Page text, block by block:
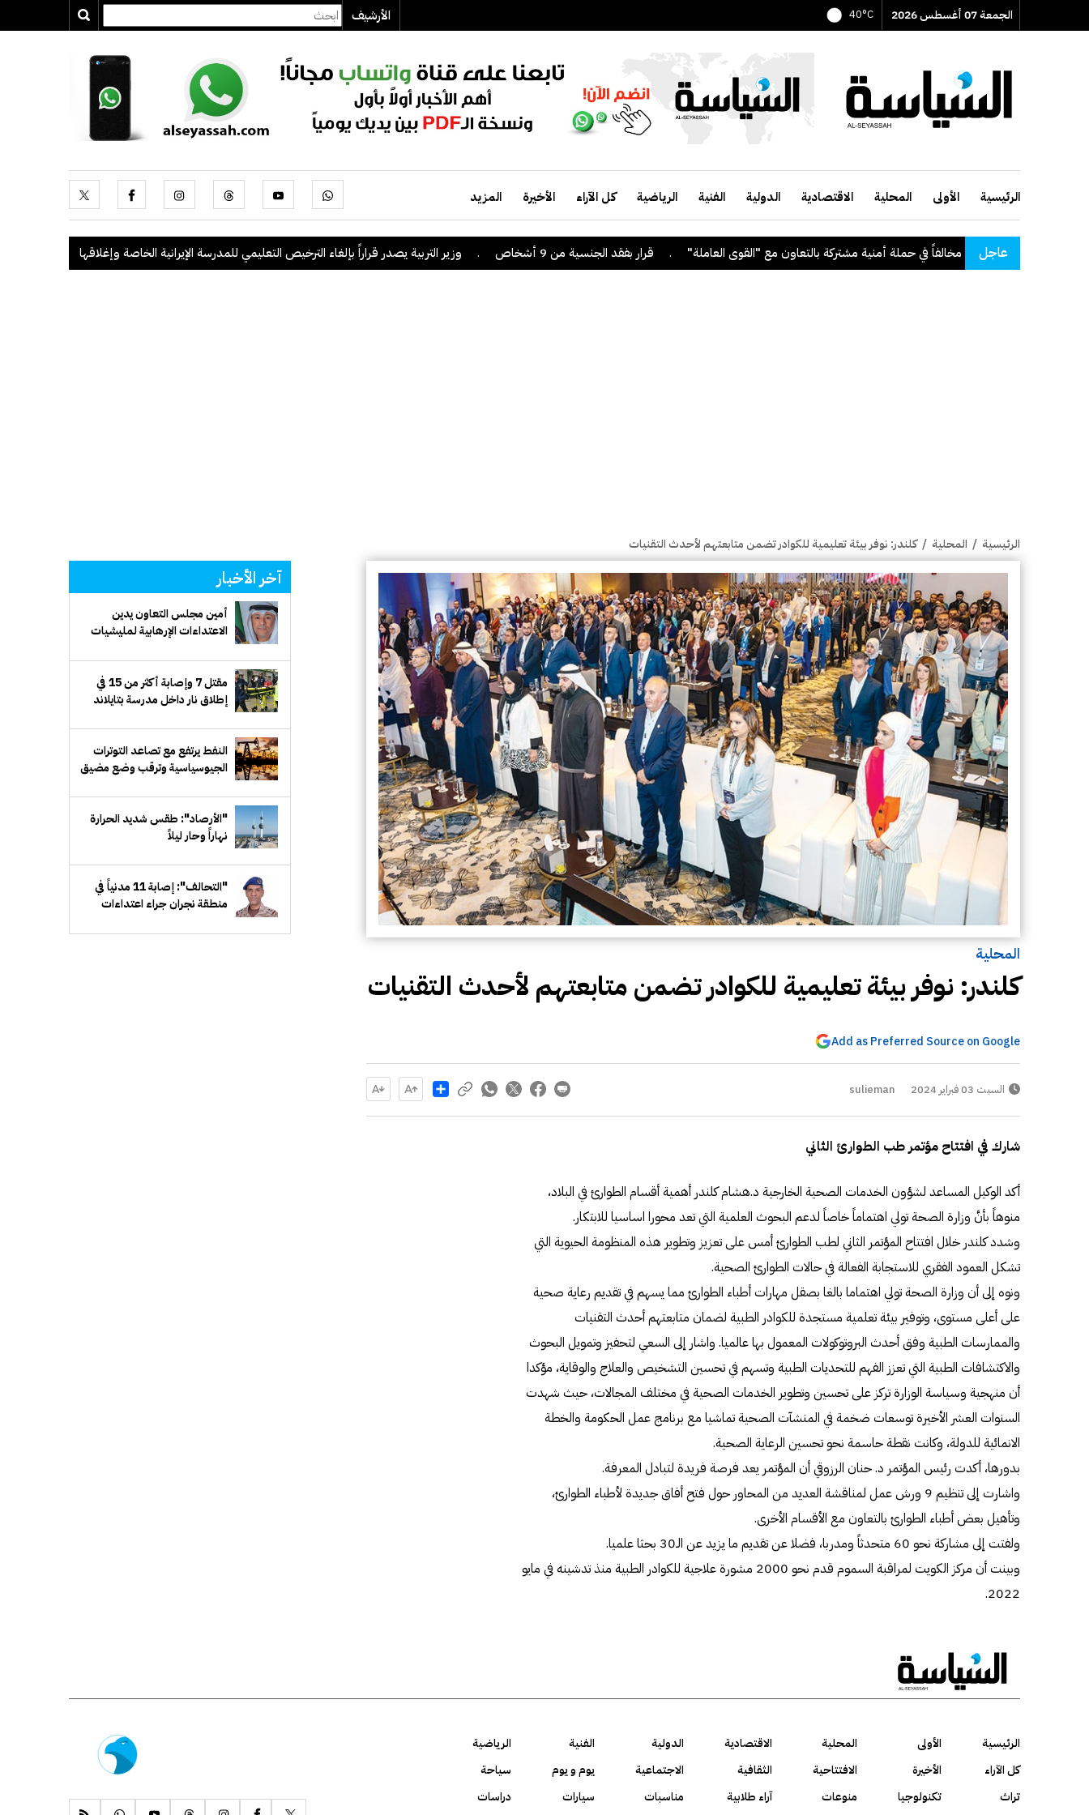
الجمعة 07 أغسطس 2026 40°C الأرشيف
الرئيسية الأولى المحلية الاقتصادية الدولية الفنية الرياضية كل الآراء الأخيرة المزيد
عاجل . قرار بفقد الجنسية من 9 أشخاص . وزير التربية يصدر قراراً بإلغاء الترخيص التعليمي للمدرسة الإيرانية الخاصة وإغلاقها . "الداخلية": ضبط 56 مخالفاً في حملة أمنية مشتركة بالتعاون مع "القوى العاملة"
الرئيسية / المحلية /كلندر: نوفر بيئة تعليمية للكوادر تضمن متابعتهم لأحدث التقنيات
المحلية
كلندر: نوفر بيئة تعليمية للكوادر تضمن متابعتهم لأحدث التقنيات
Add as Preferred Source on Google
السبت 03 فبراير 2024 sulieman
Share
شارك في افتتاح مؤتمر طب الطوارئ الثاني
أكد الوكيل المساعد لشؤون الخدمات الصحية الخارجية د.هشام كلندر أهمية أقسام الطوارئ في البلاد،
منوهاً بأنَّ وزارة الصحة تولي اهتماماً خاصاً لدعم البحوث العلمية التي تعد محورا اساسيا للابتكار.
وشدد كلندر خلال افتتاح المؤتمر الثاني لطب الطوارئ أمس على تعزيز وتطوير هذه المنظومة الحيوية التي
تشكل العمود الفقري للاستجابة الفعالة في حالات الطوارئ الصحية.
ونوه إلى أن وزارة الصحة تولي اهتماما بالغا بصقل مهارات أطباء الطوارئ مما يسهم في تقديم رعاية صحية
على أعلى مستوى، وتوفير بيئة تعلمية مستجدة للكوادر الطبية لضمان متابعتهم أحدث التقنيات
والممارسات الطبية وفق أحدث البروتوكولات المعمول بها عالميا. واشار إلى السعي لتحفيز وتمويل البحوث
والاكتشافات الطبية التي تعزز الفهم للتحديات الطبية وتسهم في تحسين التشخيص والعلاج والوقاية، مؤكدا
أن منهجية وسياسة الوزارة تركز على تحسين وتطوير الخدمات الصحية في مختلف المجالات، حيث شهدت
السنوات العشر الأخيرة توسعات ضخمة في المنشآت الصحية تماشيا مع برنامج عمل الحكومة والخطة
الانمائية للدولة، وكانت نقطة حاسمة نحو تحسين الرعاية الصحية.
بدورها، أكدت رئيس المؤتمر د. حنان الرزوقي أن المؤتمر يعد فرصة فريدة لتبادل المعرفة.
واشارت إلى تنظيم 9 ورش عمل لمناقشة العديد من المحاور حول فتح أفاق جديدة لأطباء الطوارئ،
وتأهيل بعض أطباء الطوارئ بالتعاون مع الأقسام الأخرى.
ولفتت إلى مشاركة نحو 60 متحدثاً ومدربا، فضلا عن تقديم ما يزيد عن الـ30 بحثا علميا.
وبينت أن مركز الكويت لمراقبة السموم قدم نحو 2000 مشورة علاجية للكوادر الطبية منذ تدشينه في مايو
2022.
آخر الأخبار
أمين مجلس التعاون يدين
الاعتداءات الإرهابية لمليشيات
بالسعودية
مقتل 7 وإصابة أكثر من 15 في
إطلاق نار داخل مدرسة بتايلاند
النفط يرتفع مع تصاعد التوترات
الجيوسياسية وترقب وضع مضيق
"الأرصاد": طقس شديد الحرارة
نهاراً وحار ليلاً
"التحالف": إصابة 11 مدنياً في
منطقة نجران جراء اعتداءات
الرئيسية الأولى المحلية الاقتصادية الدولية الفنية
الرياضية
كل الآراء
الأخيرة الافتتاحية الثقافية الاجتماعية يوم و يوم
سياحة
تراث
تكنولوجيا منوعات آراء طلابية مناسبات سيارات
دراسات